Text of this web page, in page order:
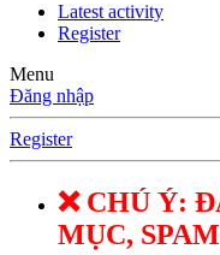
Latest activity
Register
Menu
Đăng nhập
Register
❌ CHÚ Ý:
MỤC,